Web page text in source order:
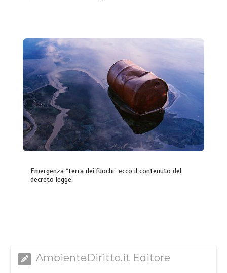
Emergenza “terra dei fuochi” ecco il contenuto del
decreto legge.
AmbienteDiritto.it Editore